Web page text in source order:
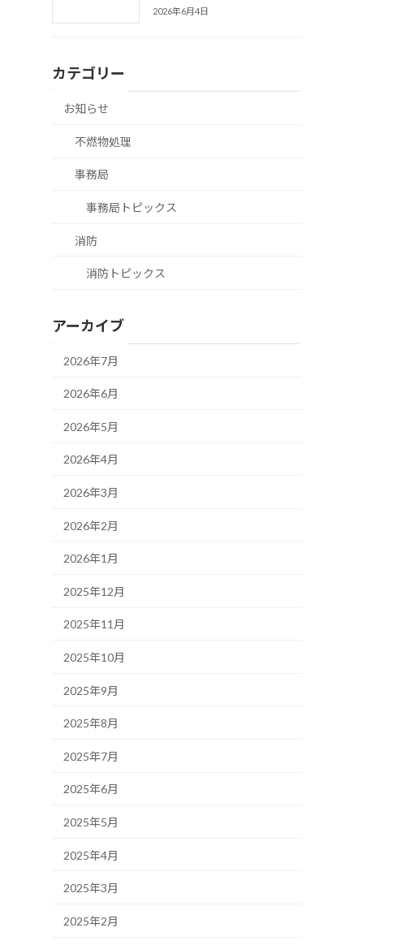
2026年6月4日
カテゴリー
お知らせ
不燃物処理
事務局
事務局トピックス
消防
消防トピックス
アーカイブ
2026年7月
2026年6月
2026年5月
2026年4月
2026年3月
2026年2月
2026年1月
2025年12月
2025年11月
2025年10月
2025年9月
2025年8月
2025年7月
2025年6月
2025年5月
2025年4月
2025年3月
2025年2月